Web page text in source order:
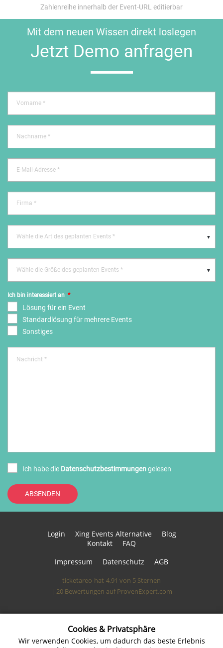
Zahlenreihe innerhalb der Event-URL editierbar
Mit dem neuen Wissen direkt loslegen
Jetzt Demo anfragen
Wähle die Art des geplanten Events *
Wähle die Größe des geplanten Events *
Ich bin interessiert an *
Lösung für ein Event
Standardlösung für mehrere Events
Sonstiges
Ich habe die Datenschutzbestimmungengelesen
ABSENDEN
Login Xing Events Alternative
Blog
Kontakt
FAQ
Impressum
Datenschutz AGB
ticketareo hat 4,91 von 5 Sternen
| 20Bewertungen auf ProvenExpert.com
Cookies & Privatsphäre
Wir verwenden Cookies, um dadurch das beste Erlebnis
100%
SEHR GUT